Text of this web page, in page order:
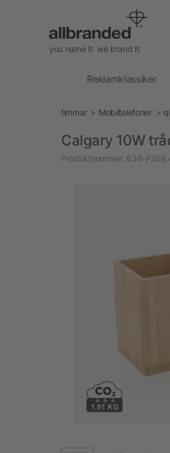
you name it. we brand it.
Reklamklassiker
timmar Mobiltelefoner
Calgary 10W
Produktnummer: 634-